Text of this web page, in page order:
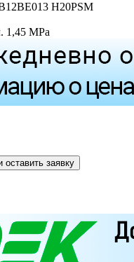
H20PSM
1,45 MPa
оставить заявку